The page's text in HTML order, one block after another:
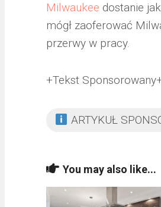
Milwaukee dostanie
mógł zaoferować
przerwy w pracy.
+Tekst
ARTYKUŁ
You may also like...